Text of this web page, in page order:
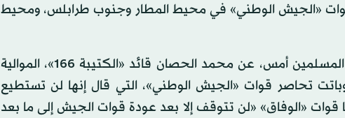
تمركزات لقوات «الجيش الوطني» في محيط المطار وجنوب طرابلس، ومحيط
ونقلت قناة «ليبيا الأحرار»، المحسوبة على جماعة الإخوان المسلمين أمس، عن محمد الحصان قائد «الكتيبة 166»، الموالية
تحاصر قوات «الجيش الوطني»، التي قال إنها لن تستطيع
قوات «الوفاق» «لن تتوقف إلا بعد عودة قوات الجيش إلى ما بعد